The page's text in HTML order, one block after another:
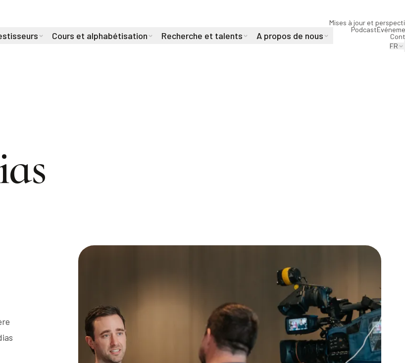
Cours et alphabétisation Recherche et talents A propos de nous
Mises à jour et
Podcast
FR